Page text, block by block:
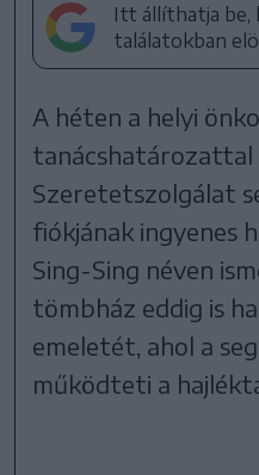
Itt állíthatja be,
találatokban
A héten a helyi
tanácshatározattal
Szeretetszolgálat
fiókjának ingyenes
Sing-Sing néven
tömbház eddig is
emeletét, ahol a
működteti a